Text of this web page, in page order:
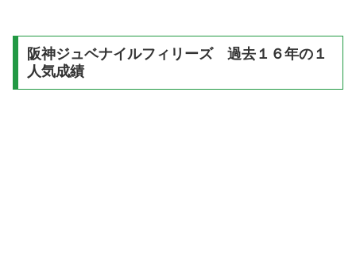
阪神ジュベナイルフィリーズ 過去１６年の１
人気成績